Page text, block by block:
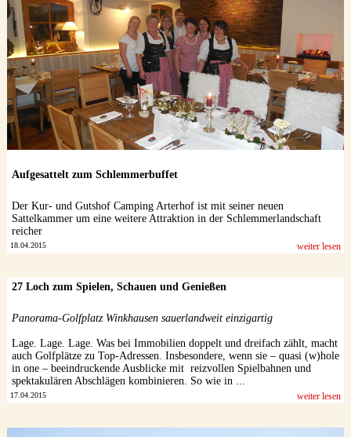
Aufgesattelt zum Schlemmerbuffet
Der Kur- und Gutshof Camping Arterhof ist mit seiner neuen
Sattelkammer um eine weitere Attraktion in der Schlemmerlandschaft
reicher
18.04.2015 weiter lesen
27 Loch zum Spielen, Schauen und Genießen
Panorama-Golfplatz Winkhausen sauerlandweit einzigartig
Lage. Lage. Lage. Was bei Immobilien doppelt und dreifach zählt, macht
auch Golfplätze zu Top-Adressen. Insbesondere, wenn sie – quasi (w)hole
in one – beeindruckende Ausblicke mit reizvollen Spielbahnen und
spektakulären Abschlägen kombinieren. So wie in ...
17.04.2015 weiter lesen